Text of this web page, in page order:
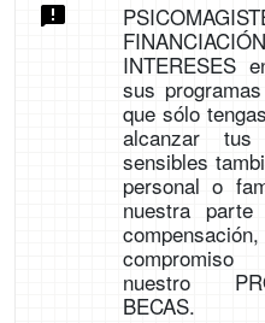
INTERESES
sus
que sólo
alcanzar tus
sensibles
personal o
nuestra
nuestro
BECAS.